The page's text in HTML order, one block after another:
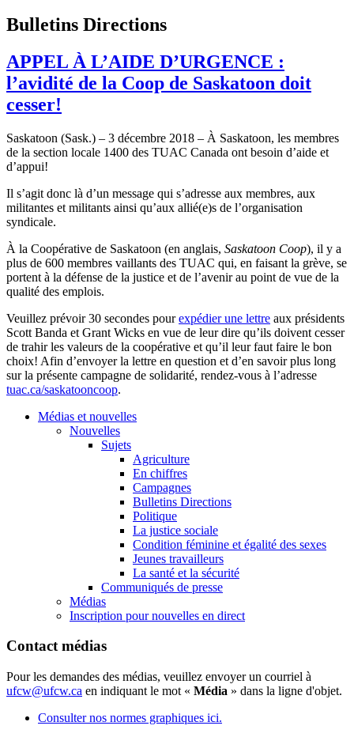
Bulletins Directions
APPEL À L’AIDE D’URGENCE :
l’avidité de la Coop de Saskatoon doit
cesser!
Saskatoon (Sask.) – 3 décembre 2018 – À Saskatoon, les membres
de la section locale 1400 des TUAC Canada ont besoin d’aide et
d’appui!
Il s’agit donc là d’un message qui s’adresse aux membres, aux
militantes et militants ainsi qu’aux allié(e)s de l’organisation
syndicale.
À la Coopérative de Saskatoon (en anglais, Saskatoon Coop), il y a
plus de 600 membres vaillants des TUAC qui, en faisant la grève, se
portent à la défense de la justice et de l’avenir au point de vue de la
qualité des emplois.
Veuillez prévoir 30 secondes pourexpédier une lettre aux présidents
Scott Banda et Grant Wicks en vue de leur dire qu’ils doivent cesser
de trahir les valeurs de la coopérative et qu’il leur faut faire le bon
choix! Afin d’envoyer la lettre en question et d’en savoir plus long
sur la présente campagne de solidarité, rendez-vous à l’adresse
tuac.ca/saskatooncoop.
Médias et nouvelles
Nouvelles
Sujets
Agriculture
En chiffres
Campagnes
Bulletins Directions
Politique
La justice sociale
Condition féminine et égalité des sexes
Jeunes travailleurs
La santé et la sécurité
Communiqués de presse
Médias
Inscription pour nouvelles en direct
Contact médias
Pour les demandes des médias, veuillez envoyer un courriel à
ufcw@ufcw.ca en indiquant le mot « Média » dans la ligne d'objet.
Consulter nos normes graphiques ici.